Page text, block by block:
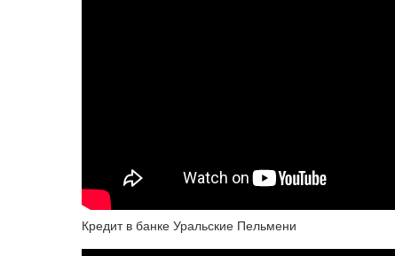
Кредит в банке Уральские Пельмени